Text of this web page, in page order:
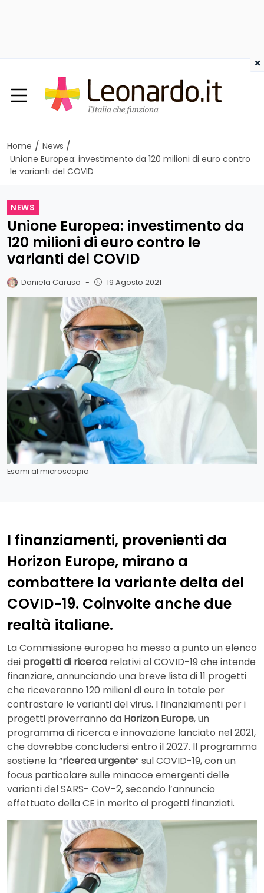
Home / News /
Unione Europea: investimento da 120 milioni di euro contro
le varianti del COVID
NEWS
Unione Europea: investimento da
120 milioni di euro contro le
varianti del COVID
Daniela Caruso - 19 Agosto 2021
Esami al microscopio
I finanziamenti, provenienti da
Horizon Europe, mirano a
combattere la variante delta del
COVID-19. Coinvolte anche due
realtà italiane.
La Commissione europea ha messo a punto un elenco
dei progetti di ricerca relativi al COVID-19 che intende
finanziare, annunciando una breve lista di 11 progetti
che riceveranno 120 milioni di euro in totale per
contrastare le varianti del virus. I finanziamenti per i
progetti proverranno da Horizon Europe, un
programma di ricerca e innovazione lanciato nel 2021,
che dovrebbe concludersi entro il 2027. Il programma
sostiene la “ricerca urgente” sul COVID-19, con un
focus particolare sulle minacce emergenti delle
varianti del SARS- CoV-2, secondo l’annuncio
effettuato della CE in merito ai progetti finanziati.
×